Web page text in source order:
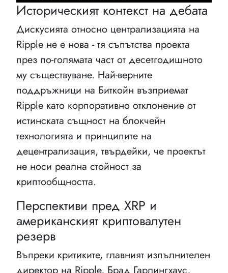
Историческият контекст на дебата
Дискусията относно централизацията на
Ripple не е нова - тя съпътства проекта
през по-голямата част от десетгодишното
му съществуване. Най-верните
поддръжници на Биткойн възприемат
Ripple като корпоративно отклонение от
истинската същност на блокчейн
технологията и принципите на
децентрализация, твърдейки, че проектът
не носи реална стойност за
криптообщността.
Перспективи пред XRP и
американският криптовалутен
резерв
Въпреки критиките, главният изпълнителен
директор на Ripple, Брад Гарлингхаус,